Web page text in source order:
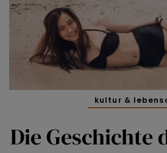
kultur &
Die Geschichte